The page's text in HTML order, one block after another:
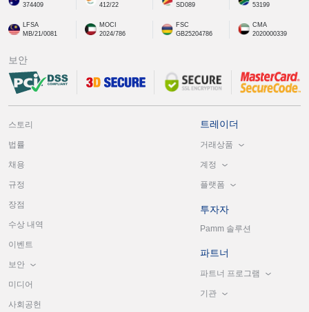
374409
412/22
SD089
53199
LFSA
MB/21/0081
MOCI
2024/786
FSC
GB25204786
CMA
2020000339
보안
스토리
법률
채용
규정
장점
수상 내역
이벤트
보안
미디어
사회공헌
트레이더
거래상품
계정
플랫폼
투자자
Pamm 솔루션
파트너
파트너 프로그램
기관